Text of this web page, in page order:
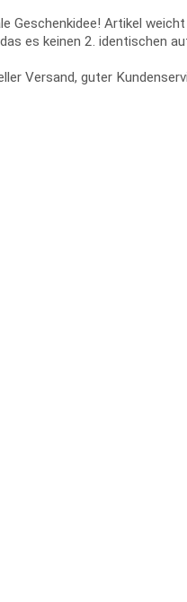
Geschenkidee! Artikel
es keinen 2. identischen
Versand, guter